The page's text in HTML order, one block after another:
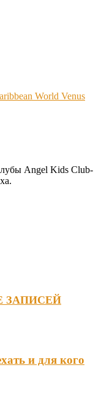
World Venus
Angel Kids Club-
ЗАПИСЕЙ
и для кого